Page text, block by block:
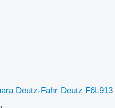
Deutz-Fahr Deutz F6L913